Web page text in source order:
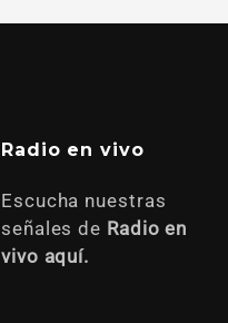
Radio en vivo
Escucha nuestras
señales de Radio en
vivo aquí.